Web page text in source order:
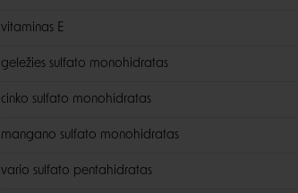
vitaminas E
geležies sulfato monohidratas
cinko sulfato monohidratas
mangano sulfato monohidratas
vario sulfato pentahidratas